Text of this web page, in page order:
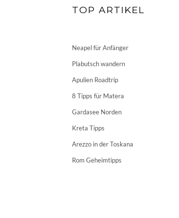
TOP ARTIKEL
Neapel für Anfänger
Plabutsch wandern
Apulien Roadtrip
8 Tipps für Matera
Gardasee Norden
Kreta Tipps
Arezzo in der Toskana
Rom Geheimtipps